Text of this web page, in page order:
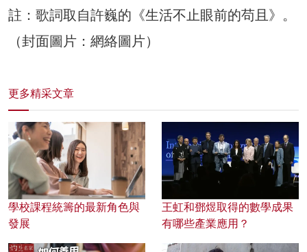
註：歌詞取自許巍的《生活不止眼前的苟且》。
（封面圖片：網絡圖片）
更多精采文章
學校課程統籌的最新角色與
發展
王虹和鄧煜取得的數學成果
有哪些產業應用？